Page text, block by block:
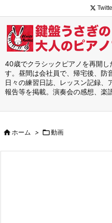
40歳でクラシックピアノを再開
す。昼間は会社員で、帰宅後、防
日々の練習日誌、レッスン記録、
報告等を掲載。演奏会の感想、楽
ホーム > 動画